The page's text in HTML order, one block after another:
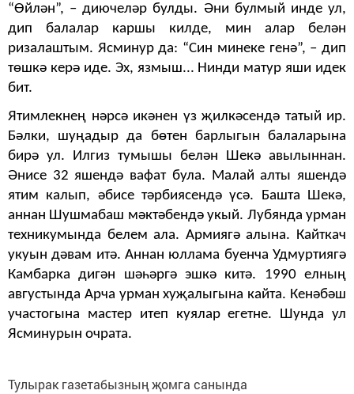
“Өйлән”, – диючеләр булды. Әни булмый инде ул,
дип балалар каршы килде, мин алар белән
ризалаштым. Ясминур да: “Син минеке генә”, – дип
төшкә керә иде. Эх, язмыш... Нинди матур яши идек
бит.
Ятимлекнең нәрсә икәнен үз җилкәсендә татый ир.
Бәлки, шуңадыр да бөтен барлыгын балаларына
бирә ул. Илгиз тумышы белән Шекә авылыннан.
Әнисе 32 яшендә вафат була. Малай алты яшендә
ятим калып, әбисе тәрбиясендә үсә. Башта Шекә,
аннан Шушмабаш мәктәбендә укый. Лубянда урман
техникумында белем ала. Армиягә алына. Кайткач
укуын дәвам итә. Аннан юллама буенча Удмуртиягә
Камбарка дигән шәһәргә эшкә китә. 1990 елның
августында Арча урман хуҗалыгына кайта. Кенәбәш
участогына мастер итеп куялар егетне. Шунда ул
Ясминурын очрата.
Тулырак газетабызның җомга санында